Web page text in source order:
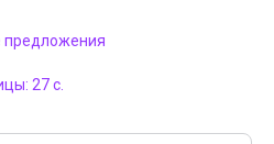
предложения
27 с.